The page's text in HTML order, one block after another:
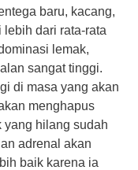
baru, kacang,
dari rata-rata
lemak,
sangat tinggi.
di masa yang akan
menghapus
yang hilang sudah
adrenal akan
baik karena ia